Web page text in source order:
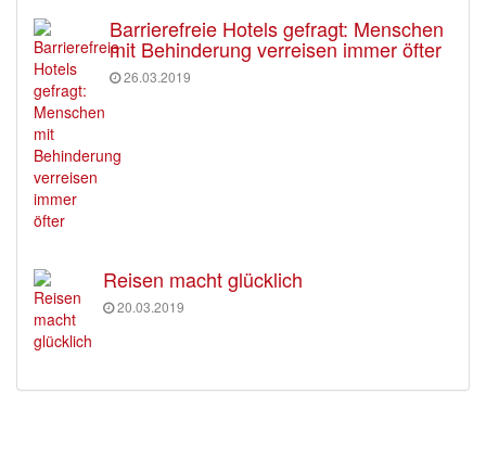
Barrierefreie Hotels gefragt: Menschen
mit Behinderung verreisen immer öfter
26.03.2019
Reisen macht glücklich
20.03.2019